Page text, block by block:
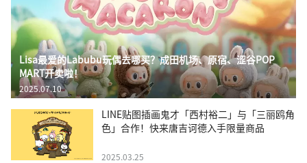
Lisa最爱的Labubu玩偶去哪买？成田机场、原宿、涩谷POP
MART开卖啦！
2025.07.10
LINE贴图插画鬼才「西村裕二」与「三丽鸥角
色」合作！快来唐吉诃德入手限量商品
2025.03.25